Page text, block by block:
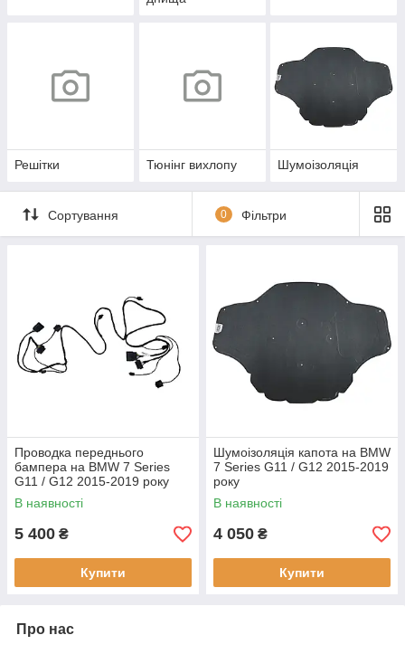
Решітки Тюнінг вихлопу Шумоізоляція
Сортування 0 Фільтри
Проводка переднього
бампера на BMW 7 Series
G11 / G12 2015-2019 року
В наявності
5 400 ₴
Купити
Шумоізоляція капота на BMW
7 Series G11 / G12 2015-2019
року
В наявності
4 050 ₴
Купити
Про нас